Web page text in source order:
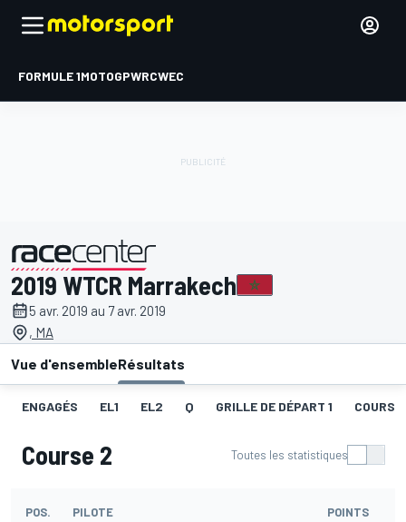
FORMULE 1MOTOGPWRCWEC
présenté par
2019 WTCR Marrakech
5 avr. 2019 au 7 avr. 2019
, MA
Vue d'ensembleRésultats
ENGAGÉS EL1 EL2 Q GRILLE DE DÉPART 1 COURSE
Course 2 Toutes les statistiques
POS. PILOTE POINTS